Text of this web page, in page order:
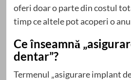
oferi doar o parte din costul
timp ce altele pot acoperi o
Ce înseamnă
dentar”?
Termenul „asigurare implant